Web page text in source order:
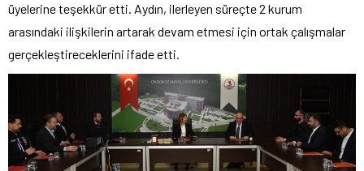
üyelerine teşekkür etti. Aydın, ilerleyen süreçte 2 kurum
arasındaki ilişkilerin artarak devam etmesi için ortak çalışmalar
gerçekleştireceklerini ifade etti.